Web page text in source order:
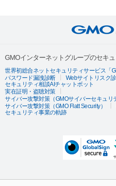
GMOインターネットグループのセキ
世界初総合ネットセキュリティサービス「
パスワード漏洩診断
Webサイトリスク
セキュリティ相談AIチャットボット
実在証明・盗聴対策
サイバー攻撃対策（GMOサイバーセキュリ
サイバー攻撃対策（GMO Flatt Security）
セキュリティ事業の軌跡